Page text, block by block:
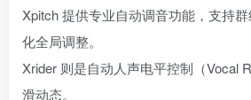
Xpitch 提供专业自动调音功能，支持
化全局调整。
Xrider 则是自动人声电平控制（Vocal
滑动态。